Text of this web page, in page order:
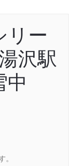
リー
沢駅
中
。